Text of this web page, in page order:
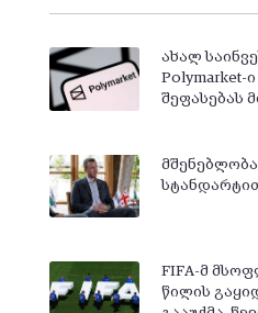
ახალ
Polymarket-
შეფასებას
FIFA-მ
წილის